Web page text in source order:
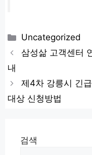
카
테
Uncategorized
삼성삶 고객센터
내
제4차 강릉시 긴
대상 신청방법
검색